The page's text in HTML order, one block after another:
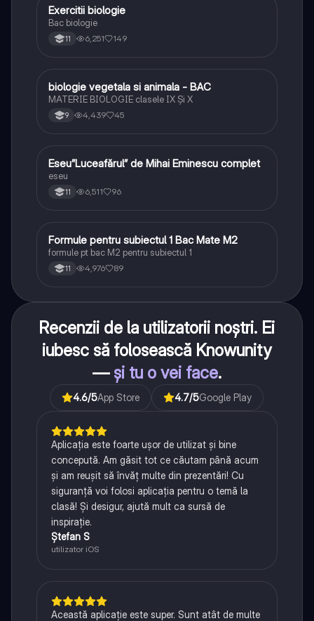
Biologie
Exercitii biologie
Bac biologie
11 6,251 149
Biologie
biologie vegetala si animala - BAC
MATERIE BIOLOGIE clasele IX Şi X
9 4,439 45
Limba și literatura română
Eseu”Luceafărul” de Mihai Eminescu complet
eseu
11 6,511 96
Matematică
Formule pentru subiectul 1 Bac Mate M2
formule pt bac M2 pentru subiectul 1
11 4,976 89
Recenzii de la utilizatorii noștri. Ei
iubesc să folosească Knowunity
— și tu o vei face.
4.6/5App Store 4.7/5Google Play
Aplicația este foarte ușor de utilizat și bine
concepută. Am găsit tot ce căutam până acum
și am reușit să învăț multe din prezentări! Cu
siguranță voi folosi aplicația pentru o temă la
clasă! Și desigur, ajută mult ca sursă de
inspirație.
Ștefan S
utilizator iOS
Această aplicație este super. Sunt atât de multe